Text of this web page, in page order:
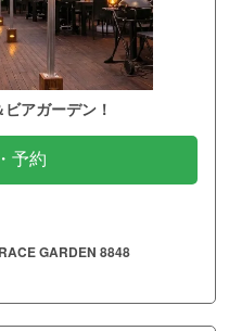
アガーデン！
予約
GARDEN 8848